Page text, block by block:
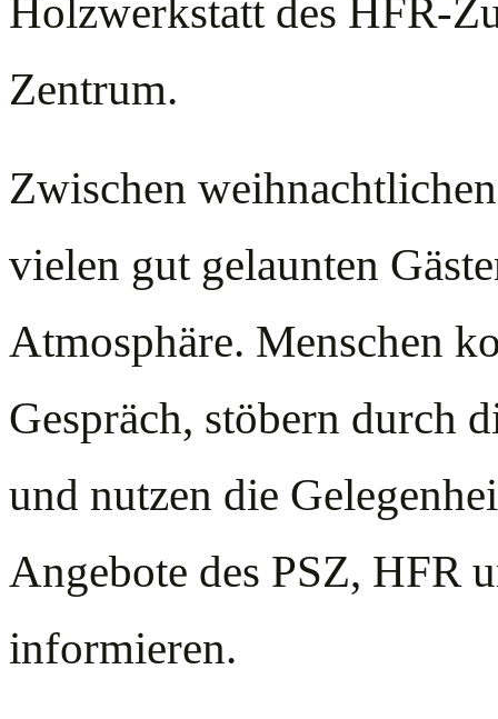
Holzwerkstatt des HFR-
Zentrum.
Zwischen
vielen gut gelaunten
Atmosphäre. Menschen
Gespräch, stöbern durch
und nutzen die
Angebote des PSZ, HFR
informieren.